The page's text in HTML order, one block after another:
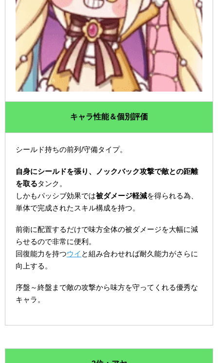
キャラ性能＆個別評価
シールド持ちの前列/守備タイプ。
自身にシールドを張り、ノックバック攻撃で敵との距離
を取るタンク。
しかもパッシブ効果では被ダメージ軽減を得られる為、
単体で完成されたスキル構成を持つ。
前衛に配置するだけで味方全体の被ダメージを大幅に減
らせるので非常に便利。
回復能力を持つウイ と組み合わせれば耐久能力がさらに
向上する。
序盤～終盤まで敵の攻撃から味方を守ってくれる優秀な
キャラ。